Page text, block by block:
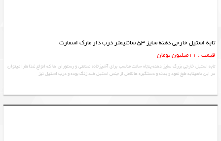
تابه استیل خارجی دهنه سایز 53 سانتیمتر درب دار مارک اسمارت
قیمت : 11میلیون تومان
تابه استیل خارجی بزرگ سایز دهنه پنجاه سانت مناسب برای آشپزخانه صنعتی و رستوران ها که انواع غذاهارا میتوان
در این ماهیتابه طبخ نمود و بدنه و دستگیره ها کامل از جنس استیل ضد زنگ بوده و درب استیل نیز